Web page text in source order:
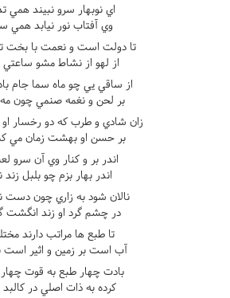
اي نوبهار سرو نبيند همي
وي آفتاب نور نيابد همي
تا دولت است و نعمت با بخت
از لهو از نشاط مشو ساعتي
از ساقي يي چو ماه سما جام
بر لحن و نغمه صنمي چون
زان شادي و طرب که دو رخسار
بر حسن او بهشت زمان مي
اندر بر و کنار وي آن سرو
اندر بهار بزم چو بلبل زند
نالان شود به زاري چون دست
در چشم گرد او زند انگشت
تا طبع ها مراتب دارند
آب است بر زمين و اثير است
بادت چهار طبع به قوت
کرده به ذات اصلي در کالبد